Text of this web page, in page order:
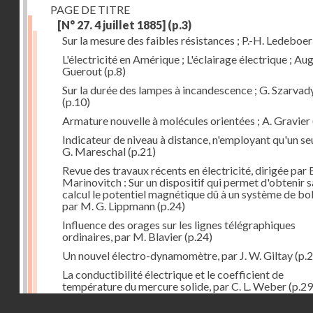
PAGE DE TITRE
[N° 27. 4 juillet 1885] (p.3)
Sur la mesure des faibles résistances ; P.-H. Ledeboer
L'électricité en Amérique ; L'éclairage électrique ;
Guerout(p.8)
Sur la durée des lampes à incandescence ; G.
(p.10)
Armature nouvelle à molécules orientées ; A. Gravier
Indicateur de niveau à distance, n'employant qu'un
G. Mareschal(p.21)
Revue des travaux récents en électricité, dirigée par
Marinovitch : Sur un dispositif qui permet d'obtenir
calcul le potentiel magnétique dû à un système de
par M. G. Lippmann(p.24)
Influence des orages sur les lignes télégraphiques
ordinaires, par M. Blavier(p.24)
Un nouvel électro-dynamomètre, par J. W. Giltay
La conductibilité électrique et le coefficient de
température du mercure solide, par C. L. Weber